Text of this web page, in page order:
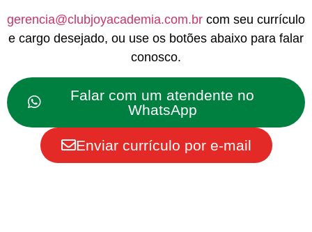
gerencia@clubjoyacademia.com.br com seu currículo
e cargo desejado, ou use os botões abaixo para falar
conosco.
Falar com um atendente no
WhatsApp
Enviar currículo por e-mail